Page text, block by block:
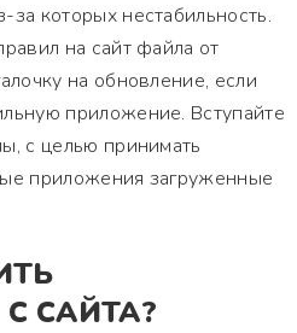
которых нестабильность.
на сайт файла от
на обновление, если
приложение. Вступайте
с целью принимать
приложения загруженные
САЙТА?